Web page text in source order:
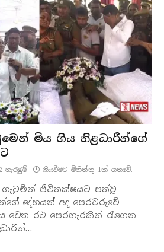
මිය ගිය නිළධාරීන්ගේ
නැරඹු​ම් කියවීමට මිනිත්තු 1ක් ගතවේ.
ජීවිතක්ෂයට පත්වූ
දේහයන් අද පෙරවරුවේ
වෙත රථ පෙරහැරකින් රැගෙන